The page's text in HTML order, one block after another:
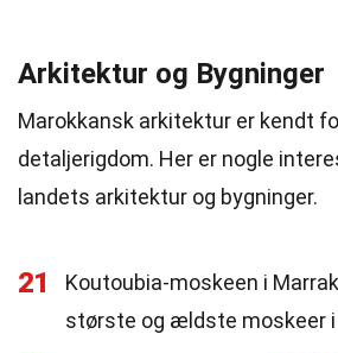
Arkitektur og Bygninger
Marokkansk arkitektur er kendt
detaljerigdom. Her er nogle
landets arkitektur og bygninger.
21
Koutoubia-moskeen i
største og ældste moskeer i